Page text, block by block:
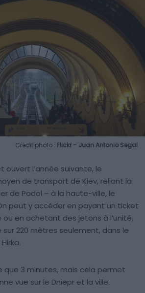
Crédit photo : Flickr – Juan Antonio Segal
ouvert l’année suivante, le
de transport de Kiev, reliant la
de Podol – à la haute-ville, le
peut y accéder en payant un ticket
en achetant des jetons à l’unité,
sur 220 mètres seulement, dans le
que 3 minutes, mais cela permet
vue sur le Dniepr et la ville.